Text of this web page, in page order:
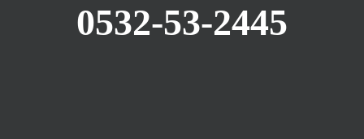
0532-53-2445